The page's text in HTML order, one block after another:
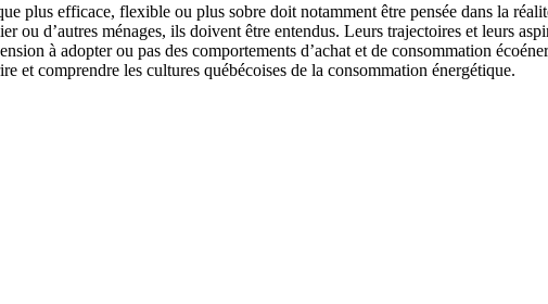
plus efficace, flexible ou plus sobre doit notamment être pensée dans la
ou d’autres ménages, ils doivent être entendus. Leurs trajectoires et leurs
à adopter ou pas des comportements d’achat et de consommation
et comprendre les cultures québécoises de la consommation énergétique.